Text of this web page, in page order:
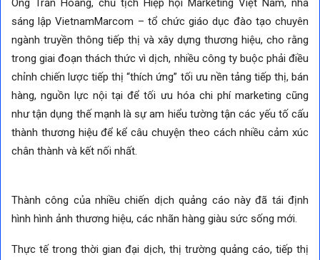
sáng lập VietnamMarcom – tổ chức giáo dục đào tạo chuyên
ngành truyền thông tiếp thị và xây dựng thương hiệu, cho rằng
trong giai đoạn thách thức vì dịch, nhiều công ty buộc phải điều
chỉnh chiến lược tiếp thị “thích ứng” tối ưu nền tảng tiếp thị, bán
hàng, nguồn lực nội tại để tối ưu hóa chi phí marketing cũng
như tận dụng thế mạnh là sự am hiểu tường tận các yếu tố cấu
thành thương hiệu để kể câu chuyện theo cách nhiều cảm xúc
chân thành và kết nối nhất.
Thành công của nhiều chiến dịch quảng cáo này đã tái định
hình hình ảnh thương hiệu, các nhãn hàng giàu sức sống mới.
Thực tế trong thời gian đại dịch, thị trường quảng cáo, tiếp thị